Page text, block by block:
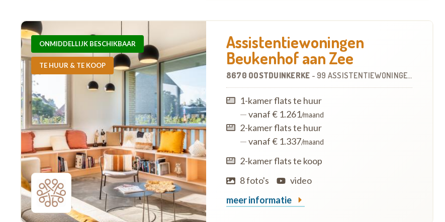
ONMIDDELLIJK BESCHIKBAAR
TE HUUR & TE KOOP
Assistentiewoningen
Beukenhof aan Zee
8670 OOSTDUINKERKE - 99 ASSISTENTIEWONINGEN
1-kamer flats te huur
—vanaf € 1.261/maand
2-kamer flats te huur
—vanaf € 1.337/maand
2-kamer flats te koop
8 foto's
video
meer informatie